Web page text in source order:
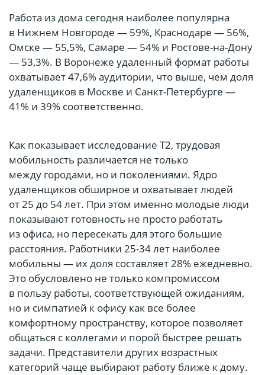
Работа из дома сегодня наиболее популярна
в Нижнем Новгороде — 59%, Краснодаре — 56%,
Омске — 55,5%, Самаре — 54% и Ростове-на-Дону
— 53,3%. В Воронеже удаленный формат работы
охватывает 47,6% аудитории, что выше, чем доля
удаленщиков в Москве и Санкт-Петербурге —
41% и 39% соответственно.
Как показывает исследование T2, трудовая
мобильность различается не только
между городами, но и поколениями. Ядро
удаленщиков обширное и охватывает людей
от 25 до 54 лет. При этом именно молодые люди
показывают готовность не просто работать
из офиса, но пересекать для этого большие
расстояния. Работники 25-34 лет наиболее
мобильны — их доля составляет 28% ежедневно.
Это обусловлено не только компромиссом
в пользу работы, соответствующей ожиданиям,
но и симпатией к офису как все более
комфортному пространству, которое позволяет
общаться с коллегами и порой быстрее решать
задачи. Представители других возрастных
категорий чаще выбирают работу ближе к дому.